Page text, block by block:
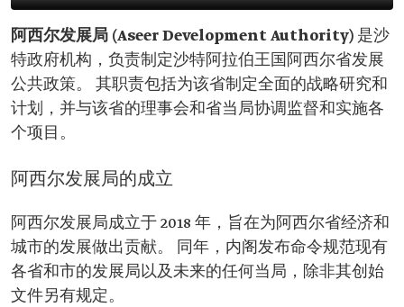
阿西尔发展局 (Aseer Development Authority) 是沙
特政府机构，负责制定沙特阿拉伯王国阿西尔省发展
公共政策。 其职责包括为该省制定全面的战略研究和
计划，并与该省的理事会和省当局协调监督和实施各
个项目。
阿西尔发展局的成立
阿西尔发展局成立于 2018 年，旨在为阿西尔省经济和
城市的发展做出贡献。 同年，内阁发布命令规范现有
各省和市的发展局以及未来的任何当局，除非其创始
文件另有规定。